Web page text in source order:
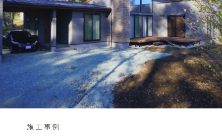
耐震構造
高耐久住宅
高断熱・高気密の家
エネルギー自給自足
檜の魅力 トップ
檜と日本人
1000年を超えて生きる檜
知られざる檜の効果・作用
注文住宅
注文住宅 トップ
グレートステージ
クレステージ
施工事例
リフォーム
リフォーム トップ
資産活用
施工事例